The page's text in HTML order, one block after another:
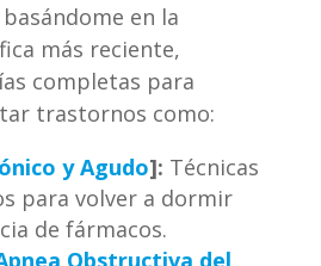
en la
más reciente,
completas para
trastornos como:
y Agudo]: Técnicas
para volver a dormir
de fármacos.
Obstructiva del